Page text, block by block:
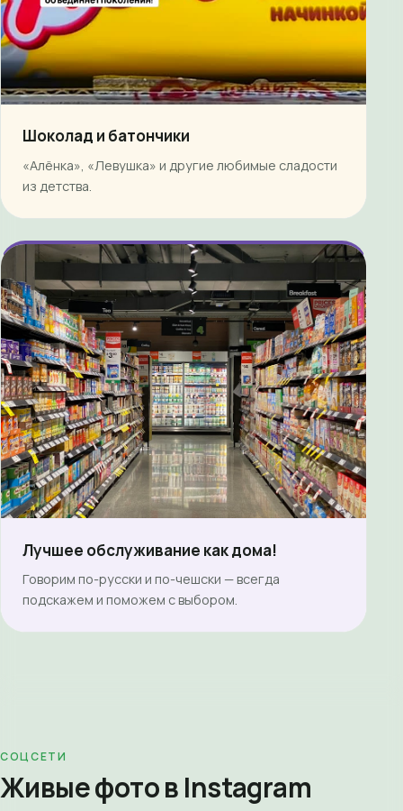
Шоколад и батончики
«Алёнка», «Левушка» и другие любимые сладости
из детства.
Лучшее обслуживание как дома!
Говорим по-русски и по-чешски — всегда
подскажем и поможем с выбором.
СОЦСЕТИ
Живые фото в Instagram